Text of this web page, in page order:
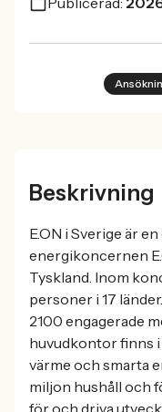
Beskrivning
E.ON i Sverige är
energikoncernen
Tyskland. Inom
personer i 17
2100 engagerade
huvudkontor finns i
värme och smarta
miljon hushåll och
för och driva